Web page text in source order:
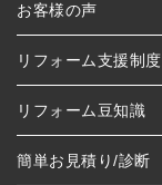
お客様の声
リフォーム支援制度
リフォーム豆知識
簡単お見積り/診断